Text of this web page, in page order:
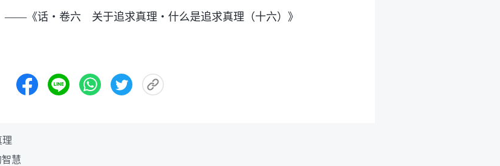
——《话・卷六 关于追求真理・什么是追求真理（十六）》
慧